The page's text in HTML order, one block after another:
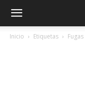
Inicio Etiquetas Fugas